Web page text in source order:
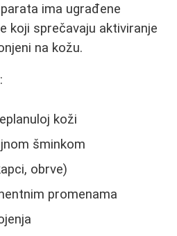
ima ugrađene
koji sprečavaju aktiviranje
na kožu.
:
koži
šminkom
obrve)
promenama